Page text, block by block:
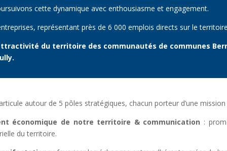
cette dynamique avec enthousiasme et engagement.
représentant près de 6 000 emplois directs sur le
du territoire des communautés de communes
autour de 5 pôles stratégiques, chacun porteur d’une
économique de notre territoire & communication :
du territoire.